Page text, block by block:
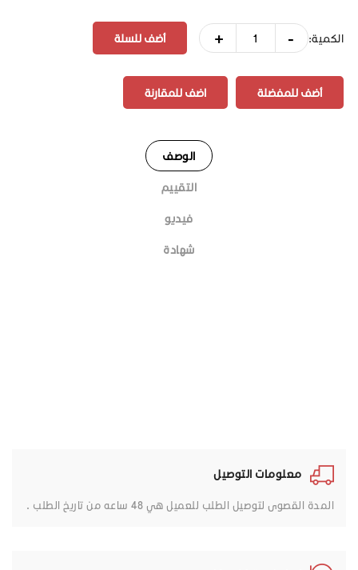
الكمية: -
+
أضف للمفضلة اضف للمقارنة
الوصف
التقييم
فيديو
شهادة
معلومات التوصيل
المدة القصوى لتوصيل الطلب للعميل هي 48 ساعه من تاريخ الطلب .